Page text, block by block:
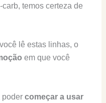
temos certeza de
lê estas linhas, o
em que você
poder começar a usar